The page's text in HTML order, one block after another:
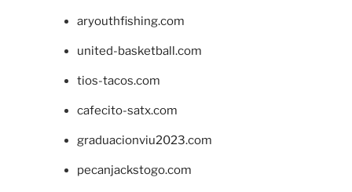
aryouthfishing.com
united-basketball.com
tios-tacos.com
cafecito-satx.com
graduacionviu2023.com
pecanjackstogo.com